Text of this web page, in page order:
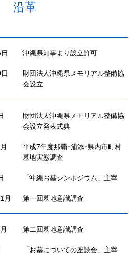
沿革
沖縄県知事より設立許可
財団法人沖縄県メモリアル整備協
会設立
財団法人沖縄県メモリアル整備協
会設立発表式典
平成7年度那覇･浦添･県内市町村
墓地実態調査
「沖縄お墓シンポジウム」主宰
月 第一回墓地意識調査
第二回墓地意識調査
「お墓についての座談会」主宰